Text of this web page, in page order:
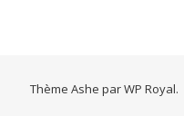
Thème Ashe parWP Royal.